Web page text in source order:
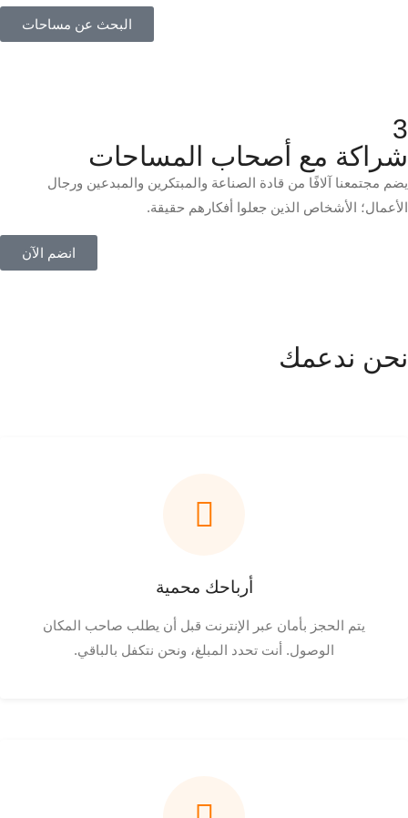
البحث عن مساحات
3
شراكة مع أصحاب المساحات
يضم مجتمعنا آلافًا من قادة الصناعة والمبتكرين والمبدعين ورجال
الأعمال؛ الأشخاص الذين جعلوا أفكارهم حقيقة.
انضم الآن
نحن ندعمك
أرباحك محمية
يتم الحجز بأمان عبر الإنترنت قبل أن يطلب صاحب المكان
الوصول. أنت تحدد المبلغ، ونحن نتكفل بالباقي.